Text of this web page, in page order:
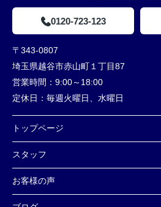
0120-723-123
〒343-0807
埼玉県越谷市赤山町１丁目87
営業時間： 9:00～18:00
定休日： 毎週火曜日、水曜日
トップページ
スタッフ
お客様の声